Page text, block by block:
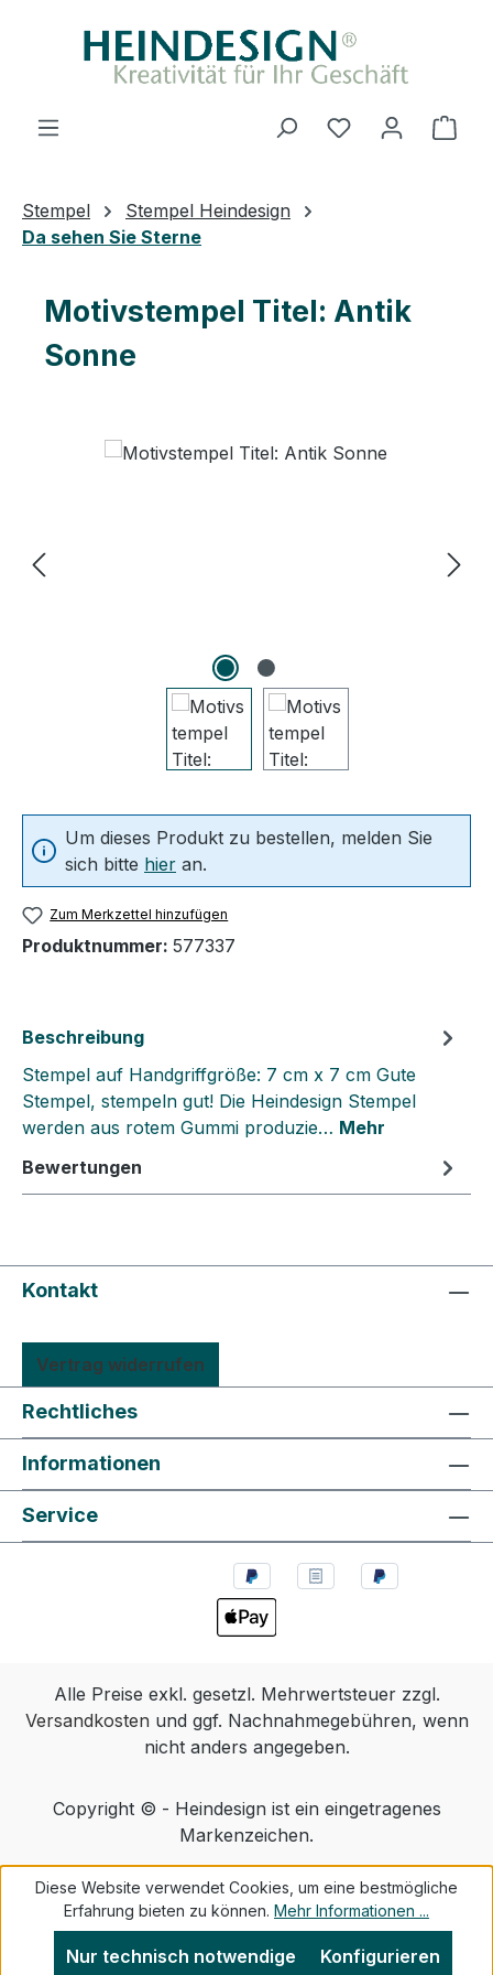
Zum Hauptinhalt springen
Du hast 0
Stempel
Stempel Heindesign
Da sehen Sie Sterne
Motivstempel Titel: Antik
Sonne
Um dieses Produkt zu bestellen, melden Sie
sich bitte hier an.
Zum Merkzettel hinzufügen
Produktnummer: 577337
Beschreibung
Stempel auf Handgriffgröße: 7 cm x 7 cm Gute
Stempel, stempeln gut! Die Heindesign Stempel
werden aus rotem Gummi produzie… Mehr
Bewertungen
Kontakt
Vertrag widerrufen
Rechtliches
Informationen
Service
Alle Preise exkl. gesetzl. Mehrwertsteuer zzgl.
Versandkosten und ggf. Nachnahmegebühren, wenn
nicht anders angegeben.
Copyright © - Heindesign ist ein eingetragenes
Markenzeichen.
Diese Website verwendet Cookies, um eine bestmögliche
Erfahrung bieten zu können. Mehr Informationen ...
Nur technisch notwendige Konfigurieren